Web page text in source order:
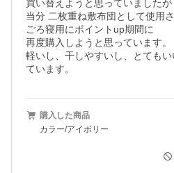
買い替えようと思っていましたが
当分 二枚重ね敷布団として使用
ごろ寝用にポイントup期間に
再度購入しようと思っています。
軽いし、干しやすいし、とても
購入した商品
カラー/アイボリー